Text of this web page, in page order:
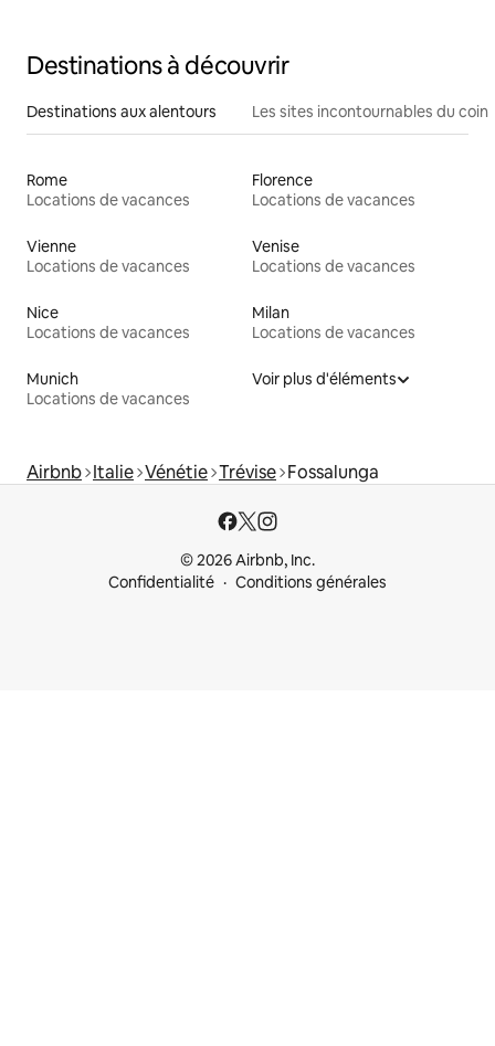
Destinations à découvrir
Destinations aux alentours Les sites incontournables du coin
Rome
Locations de vacances
Florence
Locations de vacances
Vienne
Locations de vacances
Venise
Locations de vacances
Nice
Locations de vacances
Milan
Locations de vacances
Munich
Locations de vacances
Voir plus d'éléments
Airbnb Italie Vénétie Trévise Fossalunga
© 2026 Airbnb, Inc.
Confidentialité
Conditions générales